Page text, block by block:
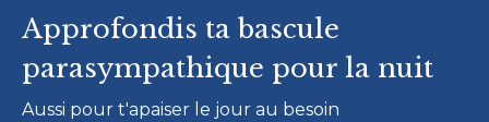
Approfondis ta bascule
parasympathique pour la nuit
Aussi pour t'apaiser le jour au besoin